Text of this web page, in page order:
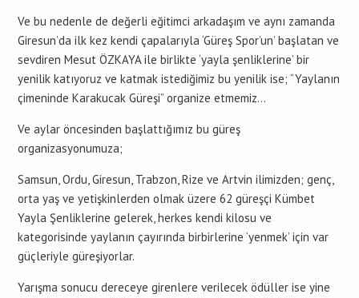
Ve bu nedenle de değerli eğitimci arkadaşım ve aynı zamanda
Giresun’da ilk kez kendi çapalarıyla ‘Güreş Spor’un’ başlatan ve
sevdiren Mesut ÖZKAYA ile birlikte ‘yayla şenliklerine’ bir
yenilik katıyoruz ve katmak istediğimiz bu yenilik ise; “Yaylanın
çimeninde Karakucak Güreşi” organize etmemiz…
Ve aylar öncesinden başlattığımız bu güreş
organizasyonumuza;
Samsun, Ordu, Giresun, Trabzon, Rize ve Artvin ilimizden; genç,
orta yaş ve yetişkinlerden olmak üzere 62 güreşçi Kümbet
Yayla Şenliklerine gelerek, herkes kendi kilosu ve
kategorisinde yaylanın çayırında birbirlerine ‘yenmek’ için var
güçleriyle güreşiyorlar.
Yarışma sonucu dereceye girenlere verilecek ödüller ise yine